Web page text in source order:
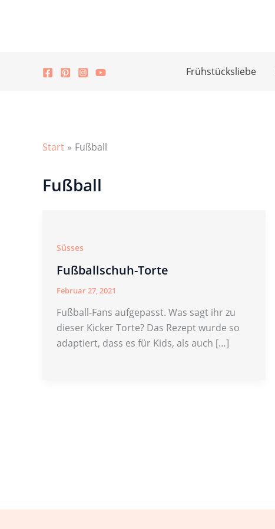
Frühstücksliebe
Start Fußball
Fußball
Süsses
Fußballschuh-Torte
Februar 27, 2021
Fußball-Fans aufgepasst. Was sagt ihr zu
dieser Kicker Torte? Das Rezept wurde so
adaptiert, dass es für Kids, als auch […]